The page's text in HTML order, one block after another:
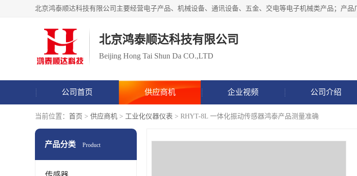
北京鸿泰顺达科技有限公司
Beijing Hong Tai Shun Da CO.,LTD
公司首页 供应商机 企业视频 公司介绍
当前位置： 首页 > 供应商机 > 工业化仪器仪表 > RHYT-8L 一体化振动传感器鸿泰产品测量准确
产品分类 Product